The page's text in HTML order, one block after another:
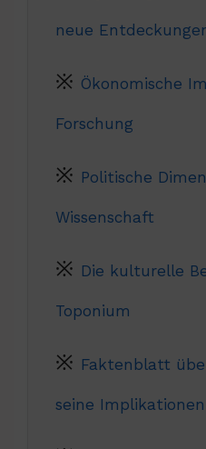
neue
Ökonomische
Forschung
Politische
Wissenschaft
Die kulturelle
Toponium
Faktenblatt
seine Implikationen